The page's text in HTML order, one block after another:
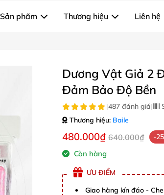
Sản phẩm Thương hiệu Liên hệ
Dương Vật Giả 2
Đảm Bảo Độ Bền
|487 đánh giá|
Thương hiệu: Baile
480.000₫ 640.000₫ -
Còn hàng
ƯU ĐIỂM
Giao hàng kín đáo -